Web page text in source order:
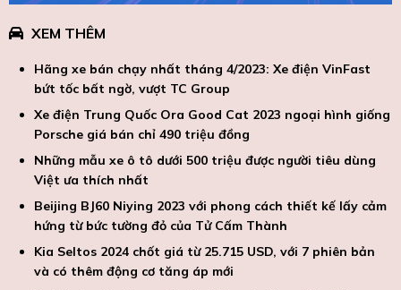
XEM THÊM
Hãng xe bán chạy nhất tháng 4/2023: Xe điện VinFast
bứt tốc bất ngờ, vượt TC Group
Xe điện Trung Quốc Ora Good Cat 2023 ngoại hình giống
Porsche giá bán chỉ 490 triệu đồng
Những mẫu xe ô tô dưới 500 triệu được người tiêu dùng
Việt ưa thích nhất
Beijing BJ60 Niying 2023 với phong cách thiết kế lấy cảm
hứng từ bức tường đỏ của Tử Cấm Thành
Kia Seltos 2024 chốt giá từ 25.715 USD, với 7 phiên bản
và có thêm động cơ tăng áp mới